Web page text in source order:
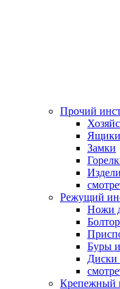
Прочий
Ящики
Замки
Режущий
Ножи
Буры и
Диски
Крепежный